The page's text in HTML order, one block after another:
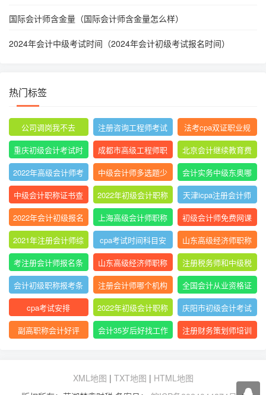
国际会计师含金量（国际会计师含金量怎么样）
2024年会计中级考试时间（2024年会计初级考试报名时间）
热门标签
公司调岗我不去
注册咨询工程师考试
科目及时间2022
法考cpa双证职业规
划
重庆初级会计考试时
间2019
成都市高级工程师职
称评审条件要求
北京会计继续教育费
用多少钱
2022年高级会计师考
试真题及答案
中级会计师多选题少
选有分吗?
会计实务中级东奥哪
个老师
中级会计职称证书查
询
2022年初级会计职称
教材
天津icpa注册会计师
报名费用
2022年会计初级报名
简章
上海高级会计师职称
评定条件及流程
初级会计师免费网课
2021年注册会计师综
合阶段考试难度
cpa考试时间科目安
排
山东高级经济师职称
评定条件
考注册会计师报名条
件和要求
山东高级经济师职称
评审条件和材料是什
么
注册税务师和中级税
务师
会计初级职称报考条
件
注册会计师哪个机构
网课比较好
全国会计从业资格证
书查询官网网址
cpa考试安排
2022年初级会计职称
考试题库
庆阳市初级会计考试
在哪里考
副高职称会计好评
会计35岁后好找工作
注册财务策划师培训
XML地图 | TXT地图 | HTML地图